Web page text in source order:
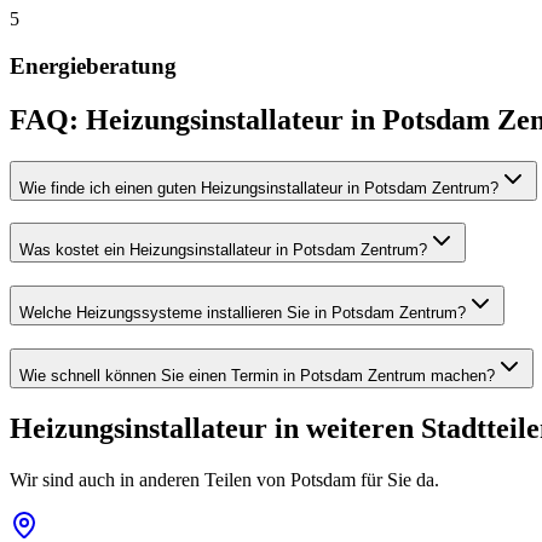
5
Energieberatung
FAQ: Heizungsinstallateur in Potsdam
Wie finde ich einen guten Heizungsinstallateur in Potsdam Zentrum?
Was kostet ein Heizungsinstallateur in Potsdam Zentrum?
Welche Heizungssysteme installieren Sie in Potsdam Zentrum?
Wie schnell können Sie einen Termin in Potsdam Zentrum machen?
Heizungsinstallateur in weiteren
Wir sind auch in anderen Teilen von Potsdam für Sie da.